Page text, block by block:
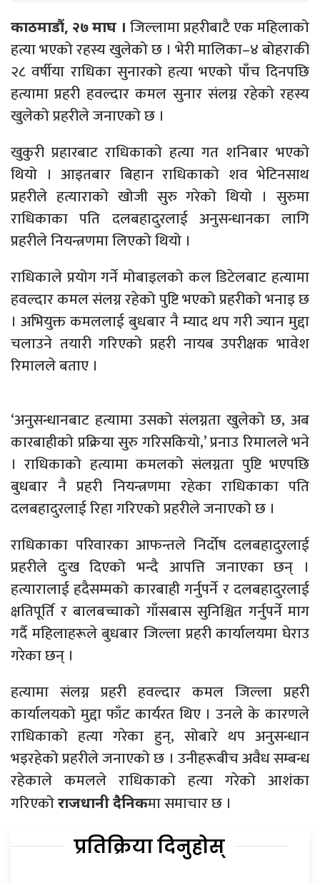
काठमाडौं, २७ माघ । जिल्लामा प्रहरीबाटै एक महिलाको
हत्या भएको रहस्य खुलेको छ । भेरी मालिका–४ बोहराकी
२८ वर्षीया राधिका सुनारको हत्या भएको पाँच दिनपछि
हत्यामा प्रहरी हवल्दार कमल सुनार संलग्न रहेको रहस्य
खुलेको प्रहरीले जनाएको छ ।
खुकुरी प्रहारबाट राधिकाको हत्या गत शनिबार भएको
थियो । आइतबार बिहान राधिकाको शव भेटिनसाथ
प्रहरीले हत्याराको खोजी सुरु गरेको थियो । सुरुमा
राधिकाका पति दलबहादुरलाई अनुसन्धानका लागि
प्रहरीले नियन्त्रणमा लिएको थियो ।
राधिकाले प्रयोग गर्ने मोबाइलको कल डिटेलबाट हत्यामा
हवल्दार कमल संलग्न रहेको पुष्टि भएको प्रहरीको भनाइ छ
। अभियुक्त कमललाई बुधबार नै म्याद थप गरी ज्यान मुद्दा
चलाउने तयारी गरिएको प्रहरी नायब उपरीक्षक भावेश
रिमालले बताए ।
‘अनुसन्धानबाट हत्यामा उसको संलग्नता खुलेको छ, अब
कारबाहीको प्रक्रिया सुरु गरिसकियो,’ प्रनाउ रिमालले भने
। राधिकाको हत्यामा कमलको संलग्नता पुष्टि भएपछि
बुधबार नै प्रहरी नियन्त्रणमा रहेका राधिकाका पति
दलबहादुरलाई रिहा गरिएको प्रहरीले जनाएको छ ।
राधिकाका परिवारका आफन्तले निर्दोष दलबहादुरलाई
प्रहरीले दुःख दिएको भन्दै आपत्ति जनाएका छन् ।
हत्यारालाई हदैसम्मको कारबाही गर्नुपर्ने र दलबहादुरलाई
क्षतिपूर्ति र बालबच्चाको गाँसबास सुनिश्चित गर्नुपर्ने माग
गर्दै महिलाहरूले बुधबार जिल्ला प्रहरी कार्यालयमा घेराउ
गरेका छन् ।
हत्यामा संलग्न प्रहरी हवल्दार कमल जिल्ला प्रहरी
कार्यालयको मुद्दा फाँट कार्यरत थिए । उनले के कारणले
राधिकाको हत्या गरेका हुन्, सोबारे थप अनुसन्धान
भइरहेको प्रहरीले जनाएको छ । उनीहरूबीच अवैध सम्बन्ध
रहेकाले कमलले राधिकाको हत्या गरेको आशंका
गरिएकोराजधानी दैनिकमा समाचार छ ।
प्रतिक्रिया दिनुहोस्